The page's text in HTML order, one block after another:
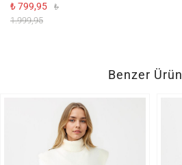
₺ 799,95
₺
1.999,95
Benzer